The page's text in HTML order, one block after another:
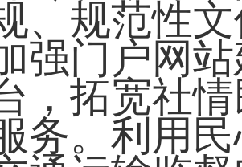
、规范性
强门户网
，拓宽社
务。利用